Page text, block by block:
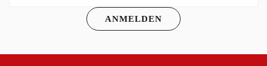
ANMELDEN